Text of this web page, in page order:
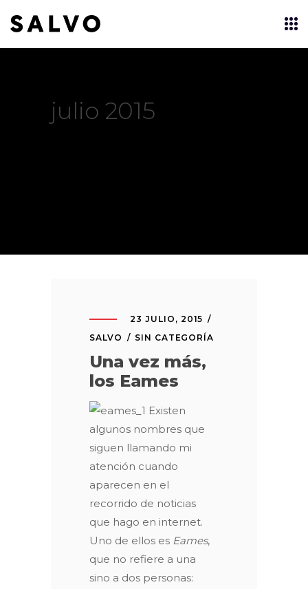
julio 2015
23 JULIO, 2015
SALVO
SIN CATEGORÍA
Una vez más,
los Eames
Existen
algunos nombres que
siguen llamando mi
atención cuando
aparecen en el
recorrido de noticias
que hago en internet.
Uno de ellos es Eames,
que no refiere a una
sino a dos personas: